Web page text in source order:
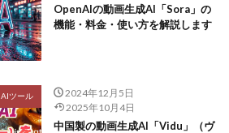
OpenAIの動画生成AI「Sora」の
機能・料金・使い方を解説します
AIツール
2024年12月5日
2025年10月4日
中国製の動画生成AI「Vidu」（ヴ